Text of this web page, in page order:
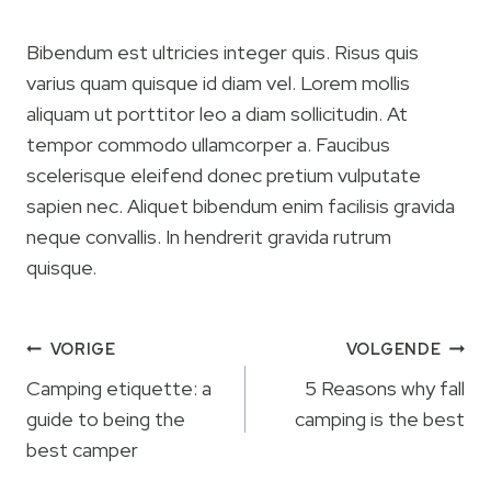
Bibendum est ultricies integer quis. Risus quis
varius quam quisque id diam vel. Lorem mollis
aliquam ut porttitor leo a diam sollicitudin. At
tempor commodo ullamcorper a. Faucibus
scelerisque eleifend donec pretium vulputate
sapien nec. Aliquet bibendum enim facilisis gravida
neque convallis. In hendrerit gravida rutrum
quisque.
Berichtnavigatie
VORIGE
Camping etiquette: a
guide to being the
best camper
VOLGENDE
5 Reasons why fall
camping is the best